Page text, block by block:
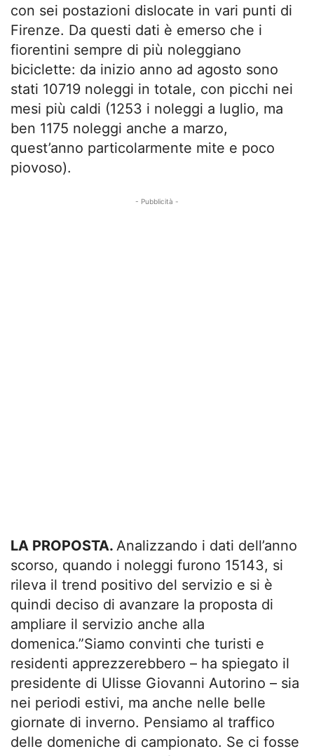
con sei postazioni dislocate in vari punti di
Firenze. Da questi dati è emerso che i
fiorentini sempre di più noleggiano
biciclette: da inizio anno ad agosto sono
stati 10719 noleggi in totale, con picchi nei
mesi più caldi (1253 i noleggi a luglio, ma
ben 1175 noleggi anche a marzo,
quest’anno particolarmente mite e poco
piovoso).
- Pubblicità -
LA PROPOSTA. Analizzando i dati dell’anno
scorso, quando i noleggi furono 15143, si
rileva il trend positivo del servizio e si è
quindi deciso di avanzare la proposta di
ampliare il servizio anche alla
domenica.”Siamo convinti che turisti e
residenti apprezzerebbero – ha spiegato il
presidente di Ulisse Giovanni Autorino – sia
nei periodi estivi, ma anche nelle belle
giornate di inverno. Pensiamo al traffico
delle domeniche di campionato. Se ci fosse